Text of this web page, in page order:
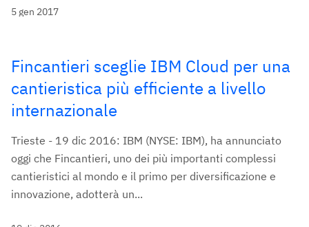
5 gen 2017
Fincantieri sceglie IBM Cloud per una
cantieristica più efficiente a livello
internazionale
Trieste - 19 dic 2016: IBM (NYSE: IBM), ha annunciato
oggi che Fincantieri, uno dei più importanti complessi
cantieristici al mondo e il primo per diversificazione e
innovazione, adotterà un...